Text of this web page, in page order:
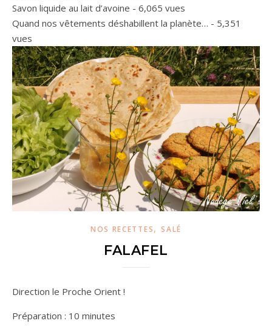
Savon liquide au lait d’avoine - 6,065 vues
Quand nos vêtements déshabillent la planète… - 5,351
vues
NOS RECETTES,SALÉ
FALAFEL
Direction le Proche Orient !
Préparation : 10 minutes